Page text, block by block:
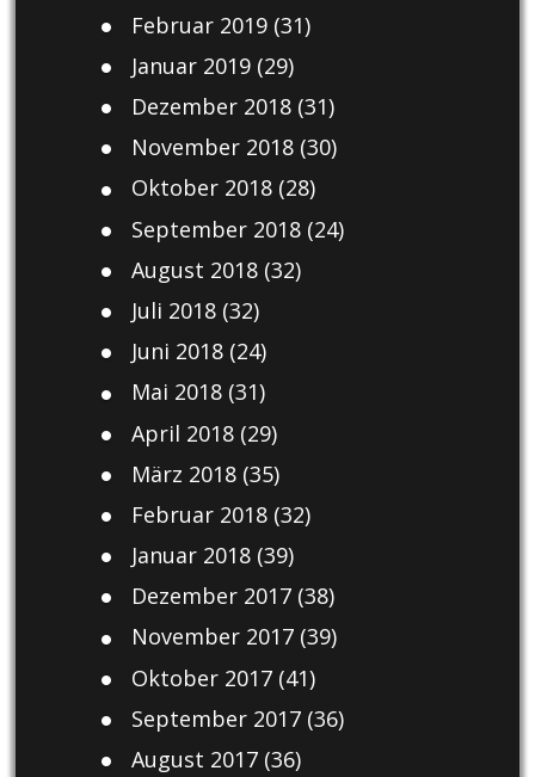
Februar 2019(31)
Januar 2019(29)
Dezember 2018(31)
November 2018(30)
Oktober 2018(28)
September 2018(24)
August 2018(32)
Juli 2018(32)
Juni 2018(24)
Mai 2018(31)
April 2018(29)
März 2018(35)
Februar 2018(32)
Januar 2018(39)
Dezember 2017(38)
November 2017(39)
Oktober 2017(41)
September 2017(36)
August 2017(36)